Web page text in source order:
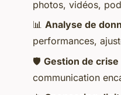
photos, vidéos,
📊 Analyse de
performances,
🛡️ Gestion de crise
communication